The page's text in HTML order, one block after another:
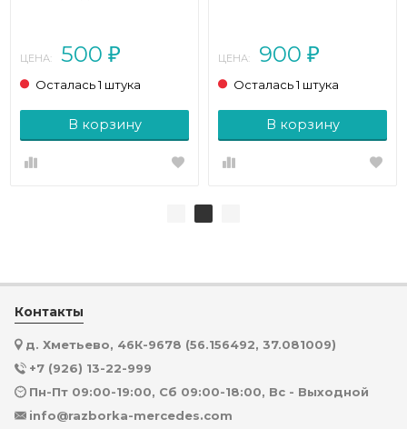
ЦЕНА: 500 ₽
Осталась 1 штука
В корзину
ЦЕНА: 900 ₽
Осталась 1 штука
В корзину
Контакты
д. Хметьево, 46К-9678 (56.156492, 37.081009)
+7 (926) 13-22-999
Пн-Пт 09:00-19:00, Сб 09:00-18:00, Вс - Выходной
info@razborka-mercedes.com